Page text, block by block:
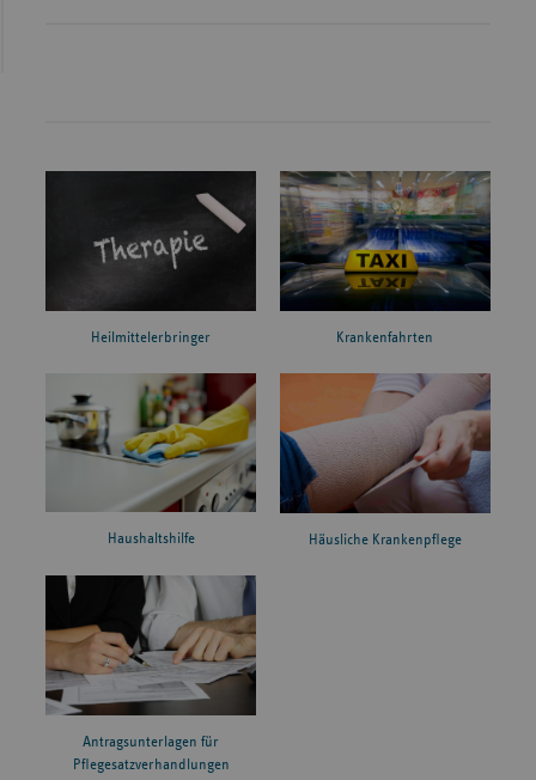
Heilmittelerbringer Krankenfahrten
Haushaltshilfe Häusliche Krankenpflege
Antragsunterlagen für
Pflegesatzverhandlungen